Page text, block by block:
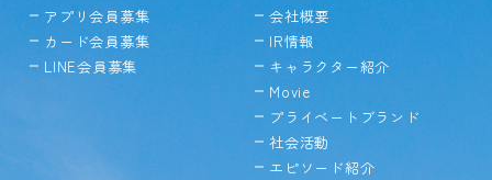
アプリ会員募集
カード会員募集
LINE会員募集
会社概要
IR情報
キャラクター紹介
Movie
プライベートブランド
社会活動
エピソード紹介